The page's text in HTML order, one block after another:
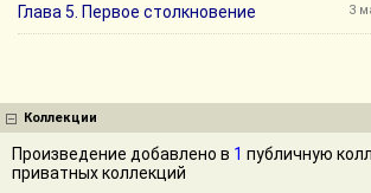
Глава 5. Первое столкновение 3
Коллекции
Произведение добавлено в 1 публичную
приватных коллекций